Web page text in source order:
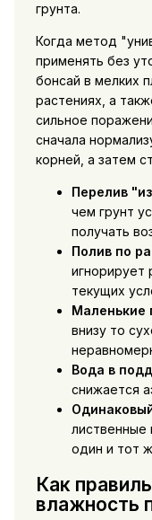
грунта.
Когда метод
применять без
бонсай в мелких
растениях, а
сильное
сначала
корней, а затем
Перелив
чем грунт
получать
Полив по
игнорирует
текущих
Маленькие
внизу то
Вода в
снижается
лиственные
один и тот
Как
влажность